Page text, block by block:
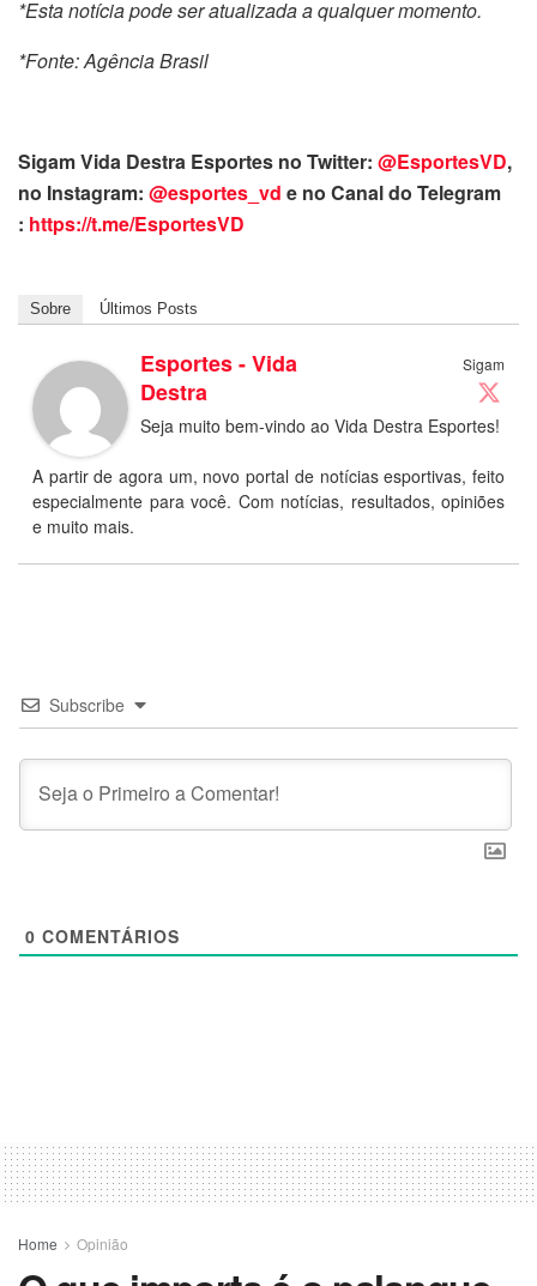
*Esta notícia pode ser atualizada a qualquer momento.
*Fonte: Agência Brasil
Sigam Vida Destra Esportes no Twitter: @EsportesVD,
no Instagram: @esportes_vd e no Canal do Telegram
: https://t.me/EsportesVD
Sobre Últimos Posts
Sigam
Esportes - Vida
Destra
Seja muito bem-vindo ao Vida Destra Esportes!
A partir de agora um, novo portal de notícias esportivas, feito
especialmente para você. Com notícias, resultados, opiniões
e muito mais.
Subscribe
0 COMENTÁRIOS
Home Opinião